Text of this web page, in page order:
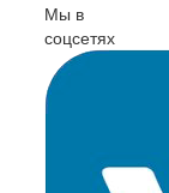
Мы в
соцсетях